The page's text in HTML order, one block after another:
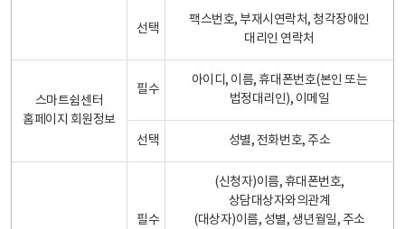
선택
팩스번호, 부재시연락처, 청각장애인
대리인 연락처
스마트쉼센터
홈페이지 회원정보
필수
아이디, 이름, 휴대폰번호(본인 또는
법정대리인), 이메일
선택 성별, 전화번호, 주소
필수
(신청자)이름, 휴대폰번호,
상담대상자와의관계
(대상자)이름, 성별, 생년월일, 주소